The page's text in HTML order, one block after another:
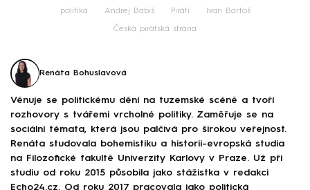
politika Andrej Babiš Piráti Ivan Bartoš
Česká pirátská strana
Renáta Bohuslavová
Věnuje se politickému dění na tuzemské scéně a tvoří
rozhovory s tvářemi vrcholné politiky. Zaměřuje se na
sociální témata, která jsou palčivá pro širokou veřejnost.
Renáta studovala bohemistiku a historii-evropská studia
na Filozofické fakultě Univerzity Karlovy v Praze. Už při
studiu od roku 2015 působila jako stážistka v redakci
Echo24.cz. Od roku 2017 pracovala jako politická